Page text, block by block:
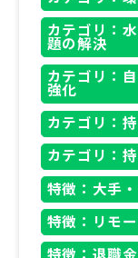
身近な生活
て人流位置
予測は、こ
変化させて
エンジニア
ョブ”です。
◆ワークラ
残業時間に
平均残業は
社会情勢や
カテゴリ：
題の解決
カテゴリ：
強化
カテゴリ：
カテゴリ：
特徴：大手
特徴：リモ
特徴：退職